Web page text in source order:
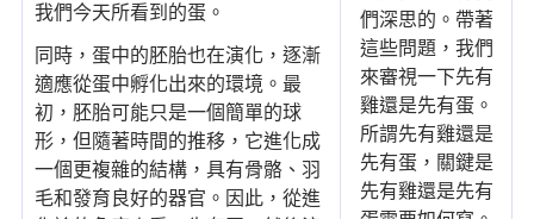
我們今天所看到的蛋。
同時，蛋中的胚胎也在演化，逐漸
適應從蛋中孵化出來的環境。最
初，胚胎可能只是一個簡單的球
形，但隨著時間的推移，它進化成
一個更複雜的結構，具有骨骼、羽
毛和發育良好的器官。因此，從進
們深思的。帶著
這些問題，我們
來審視一下先有
雞還是先有蛋。
所謂先有雞還是
先有蛋，關鍵是
先有雞還是先有